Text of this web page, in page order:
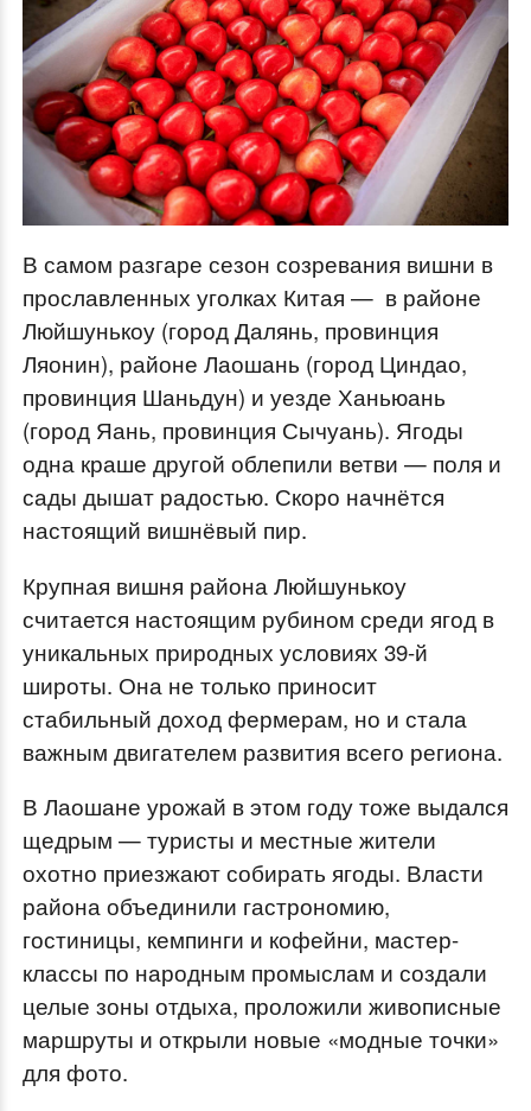
В самом разгаре сезон созревания вишни в
прославленных уголках Китая — в районе
Люйшунькоу (город Далянь, провинция
Ляонин), районе Лаошань (город Циндао,
провинция Шаньдун) и уезде Ханьюань
(город Яань, провинция Сычуань). Ягоды
одна краше другой облепили ветви — поля и
сады дышат радостью. Скоро начнётся
настоящий вишнёвый пир.
Крупная вишня района Люйшунькоу
считается настоящим рубином среди ягод в
уникальных природных условиях 39-й
широты. Она не только приносит
стабильный доход фермерам, но и стала
важным двигателем развития всего региона.
В Лаошане урожай в этом году тоже выдался
щедрым — туристы и местные жители
охотно приезжают собирать ягоды. Власти
района объединили гастрономию,
гостиницы, кемпинги и кофейни, мастер-
классы по народным промыслам и создали
целые зоны отдыха, проложили живописные
маршруты и открыли новые «модные точки»
для фото.